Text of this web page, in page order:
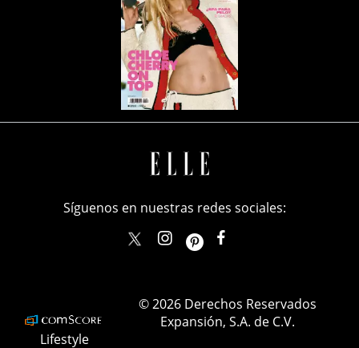
Síguenos en nuestras redes sociales:
elle_mexicoellemexico
Lifestyle
© 2026 Derechos Reservados
Expansión, S.A. de C.V.